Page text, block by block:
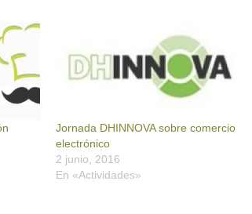
Jornada DHINNOVA sobre comercio
electrónico
2 junio, 2016
En «Actividades»